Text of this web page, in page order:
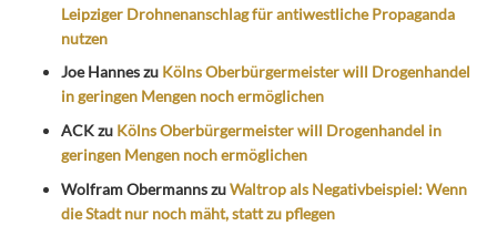
Leipziger Drohnenanschlag für antiwestliche Propaganda
nutzen
Joe Hanneszu Kölns Oberbürgermeister will Drogenhandel
in geringen Mengen noch ermöglichen
ACKzu Kölns Oberbürgermeister will Drogenhandel in
geringen Mengen noch ermöglichen
Wolfram ObermannszuWaltrop als Negativbeispiel: Wenn
die Stadt nur noch mäht, statt zu pflegen